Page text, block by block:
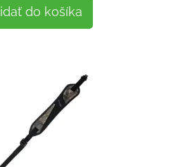
do košíka